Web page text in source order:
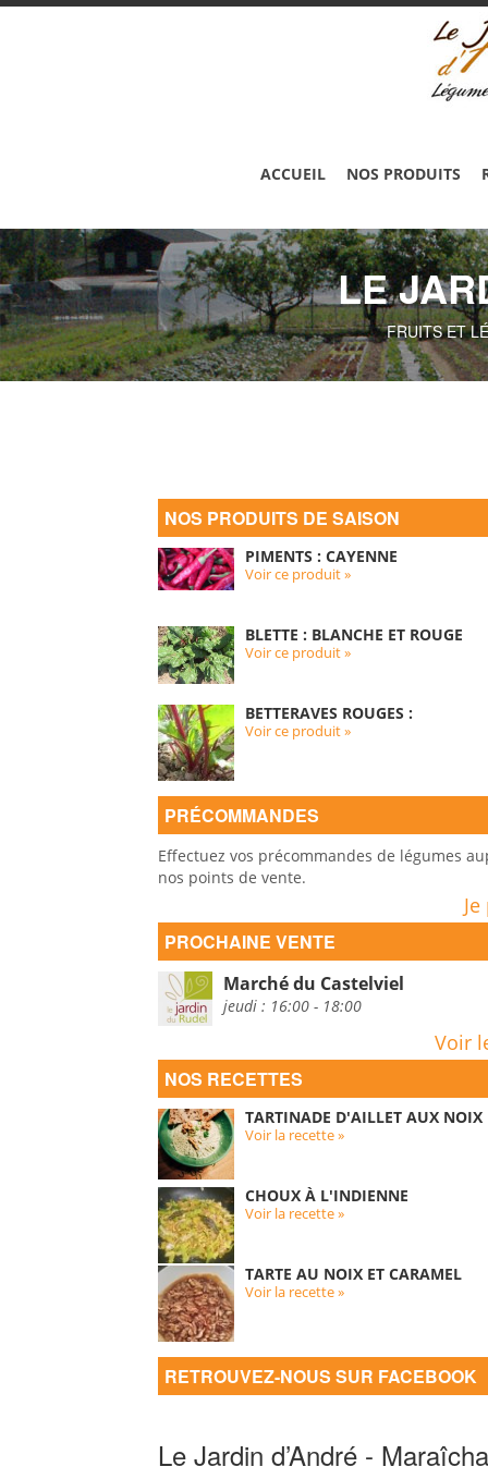
ACCUEIL NOS PRODUITS
LE
FRUITS ET
NOS PRODUITS DE SAISON
PIMENTS : CAYENNE
Voir ce produit »
BLETTE : BLANCHE ET ROUGE
Voir ce produit »
BETTERAVES ROUGES :
Voir ce produit »
PRÉCOMMANDES
Effectuez vos précommandes de légumes
nos points de vente.
PROCHAINE VENTE
Marché du Castelviel
jeudi : 16:00 - 18:00
Voir
NOS RECETTES
TARTINADE D'AILLET AUX NOIX
Voir la recette »
CHOUX À L'INDIENNE
Voir la recette »
TARTE AU NOIX ET CARAMEL
Voir la recette »
RETROUVEZ-NOUS SUR FACEBOOK
Le Jardin d’André -